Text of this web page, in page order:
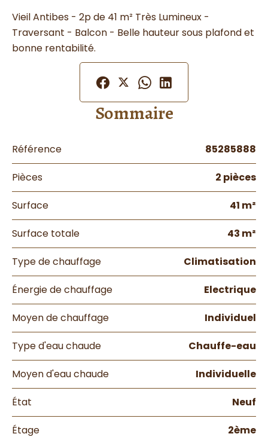
Vieil Antibes - 2p de 41 m² Très Lumineux -
Traversant - Balcon - Belle hauteur sous plafond et
bonne rentabilité.
Sommaire
Référence 85285888
Pièces 2 pièces
Surface 41 m²
Surface totale 43 m²
Type de chauffage Climatisation
Énergie de chauffage Electrique
Moyen de chauffage Individuel
Type d'eau chaude Chauffe-eau
Moyen d'eau chaude Individuelle
État Neuf
Étage 2ème